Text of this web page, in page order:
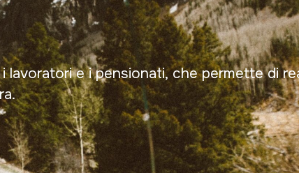
e i pensionati, che permette di